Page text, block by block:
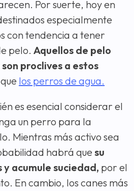
Por suerte, hoy en
especialmente
con tendencia a tener
pelo. Aquellos de pelo
proclives a estos
los perros de agua.
es esencial considerar el
un perro para la
Mientras más activo sea
habrá que su
acumule suciedad, por el
En cambio, los canes más